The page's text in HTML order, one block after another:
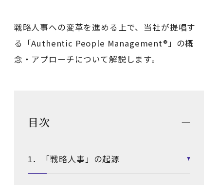
戦略人事への変革を進める上で、当社が提唱す
る「Authentic People Management®」の概
念・アプローチについて解説します。
目次
1．「戦略人事」の起源